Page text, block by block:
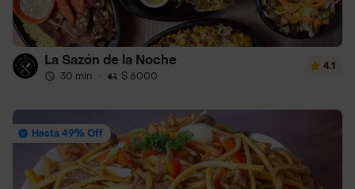
La Sazón de la Noche
30 min · $ 6000
4.1
Hasta 49% Off